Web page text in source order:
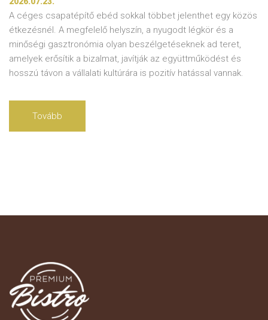
A céges csapatépítő ebéd sokkal többet jelenthet egy közös
étkezésnél. A megfelelő helyszín, a nyugodt légkör és a
minőségi gasztronómia olyan beszélgetéseknek ad teret,
amelyek erősítik a bizalmat, javítják az együttműködést és
hosszú távon a vállalati kultúrára is pozitív hatással vannak.
Tovább